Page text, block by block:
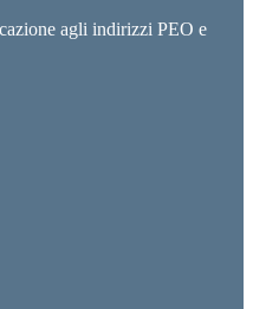
agli indirizzi PEO e